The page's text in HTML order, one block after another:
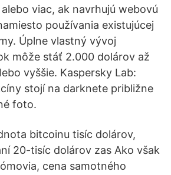
viac, ak navrhujú webovú
používania existujúcej
Úplne vlastný vývoj
môže stáť 2.000 dolárov až
vyššie. Kaspersky Lab:
stojí na darknete približne
foto.
bitcoinu tisíc dolárov,
20-tisíc dolárov zas Ako však
cena samotného